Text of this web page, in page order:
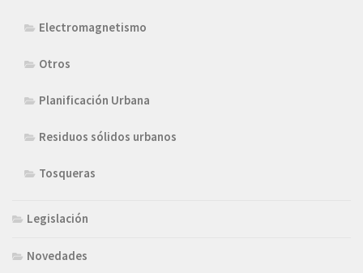
Electromagnetismo
Otros
Planificación Urbana
Residuos sólidos urbanos
Tosqueras
Legislación
Novedades